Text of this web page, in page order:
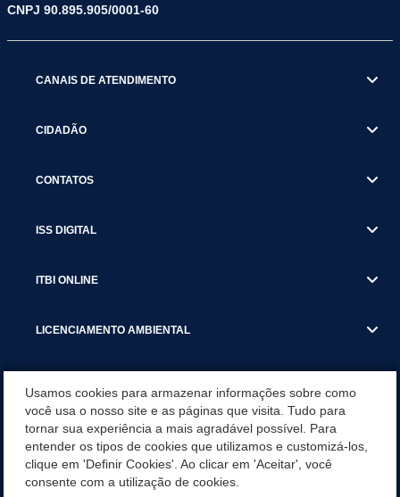
CNPJ 90.895.905/0001-60
CANAIS DE ATENDIMENTO
CIDADÃO
CONTATOS
ISS DIGITAL
ITBI ONLINE
LICENCIAMENTO AMBIENTAL
SERVIÇOS
SERVIÇOS DO DEPARTAMENTO DE RECEITA MUNICIPAL
Usamos cookies para armazenar informações sobre como
você usa o nosso site e as páginas que visita. Tudo para
tornar sua experiência a mais agradável possível. Para
entender os tipos de cookies que utilizamos e customizá-los,
clique em 'Definir Cookies'. Ao clicar em 'Aceitar', você
consente com a utilização de cookies.